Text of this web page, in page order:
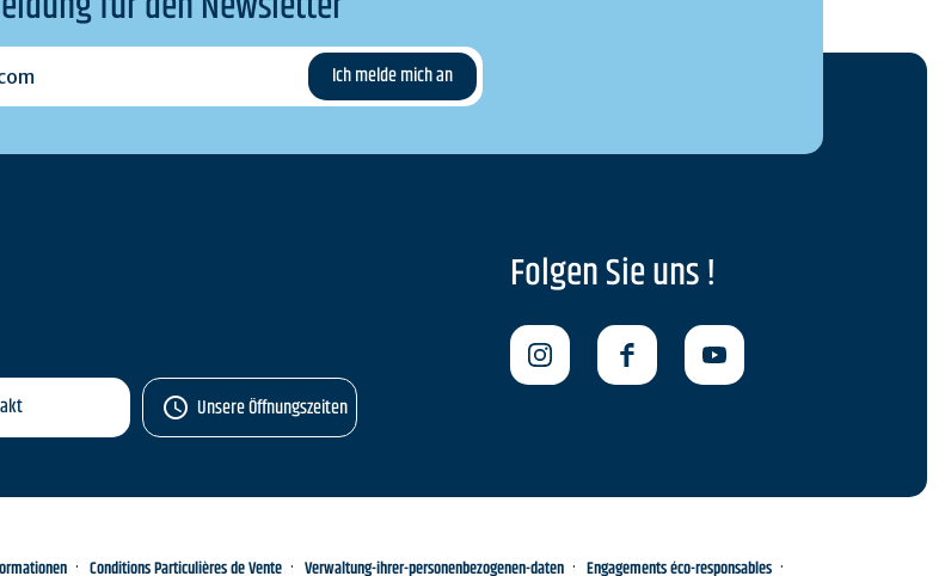
Unsere Öffnungszeiten
Folgen Sie uns !
Conditions Particulières de Vente Verwaltung-ihrer-personenbezogenen-daten Engagements éco-responsables